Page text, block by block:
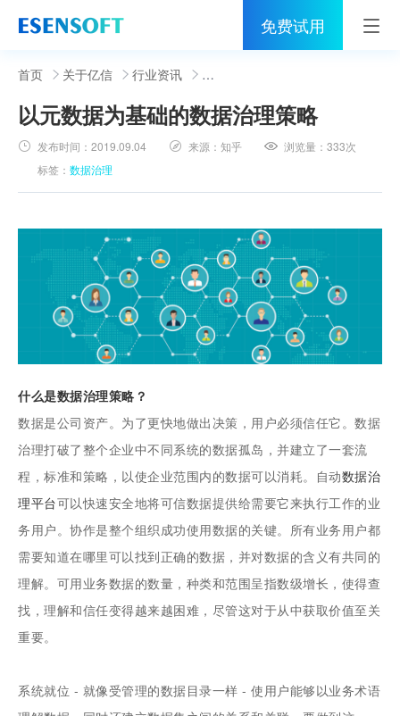
免费试用
首页
睿治
解决方案
伙伴
关于亿信
400-0011-866
首页 关于亿信 行业资讯
以元数据为基础的数据治理策略
发布时间：2019.09.04 来源：知乎 浏览量：333次
标签：数据治理
什么是数据治理策略？
数据是公司资产。为了更快地做出决策，用户必须信任它。数据
治理打破了整个企业中不同系统的数据孤岛，并建立了一套流
程，标准和策略，以使企业范围内的数据可以消耗。自动数据治
理平台可以快速安全地将可信数据提供给需要它来执行工作的业
务用户。协作是整个组织成功使用数据的关键。所有业务用户都
需要知道在哪里可以找到正确的数据，并对数据的含义有共同的
理解。可用业务数据的数量，种类和范围呈指数级增长，使得查
找，理解和信任变得越来越困难，尽管这对于从中获取价值至关
重要。
系统就位 - 就像受管理的数据目录一样 - 使用户能够以业务术语